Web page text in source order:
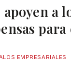
a
para
EMPRESARIALES